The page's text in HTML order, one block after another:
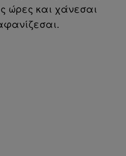
ώρες και χάνεσαι